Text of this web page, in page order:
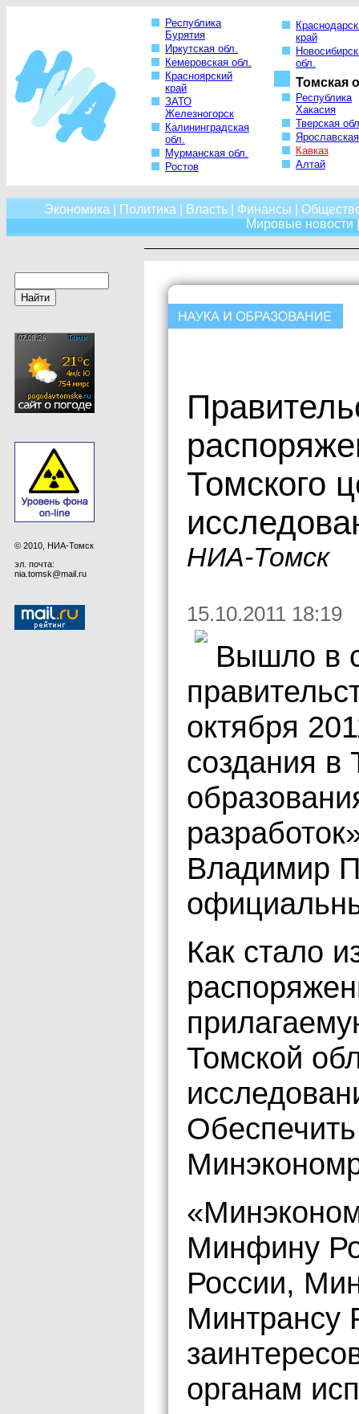
Республика
Бурятия
Иркутская обл.
Кемеровская обл.
Красноярский
край
ЗАТО
Железногорск
Калининградская
обл.
Мурманская обл.
Ростов
край
обл.
Томская
Республика
Хакасия
Тверская
Кавказ
Алтай
Экономика Политика Власть Финансы
Мировые новости
© 2010, НИА-Томск
эл. почта:
nia.tomsk@mail.ru
Томского
НИА-Томск
15.10.2011 18:19
Вышло в
октября
создания в
Владимир
Как стало
Томской
Минфину
России,
Минтрансу
органам